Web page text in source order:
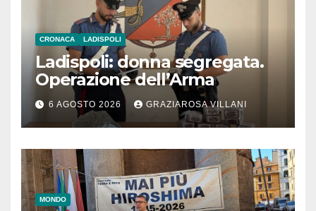
CRONACA LADISPOLI
Ladispoli: donna segregata.
Operazione dell’Arma
6 AGOSTO 2026 GRAZIAROSA VILLANI
MONDO